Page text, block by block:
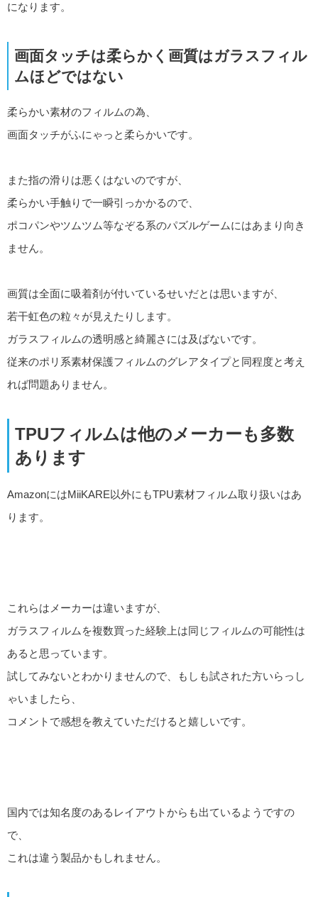
になります。
画面タッチは柔らかく画質はガラスフィル
ムほどではない
柔らかい素材のフィルムの為、
画面タッチがふにゃっと柔らかいです。
また指の滑りは悪くはないのですが、
柔らかい手触りで一瞬引っかかるので、
ポコパンやツムツム等なぞる系のパズルゲームにはあまり向き
ません。
画質は全面に吸着剤が付いているせいだとは思いますが、
若干虹色の粒々が見えたりします。
ガラスフィルムの透明感と綺麗さには及ばないです。
従来のポリ系素材保護フィルムのグレアタイプと同程度と考え
れば問題ありません。
TPUフィルムは他のメーカーも多数
あります
AmazonにはMiiKARE以外にもTPU素材フィルム取り扱いはあ
ります。
これらはメーカーは違いますが、
ガラスフィルムを複数買った経験上は同じフィルムの可能性は
あると思っています。
試してみないとわかりませんので、もしも試された方いらっし
ゃいましたら、
コメントで感想を教えていただけると嬉しいです。
国内では知名度のあるレイアウトからも出ているようですの
で、
これは違う製品かもしれません。